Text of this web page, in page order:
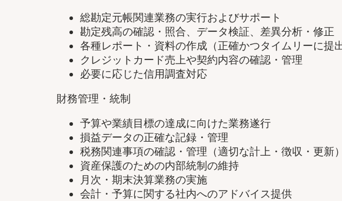
総勘定元帳関連業務の実行およびサポート
勘定残高の確認・照合、データ検証、差異分析・修正
各種レポート・資料の作成（正確かつタイムリーに提出
クレジットカード売上や契約内容の確認・管理
必要に応じた信用調査対応
財務管理・統制
予算や業績目標の達成に向けた業務遂行
損益データの正確な記録・管理
税務関連事項の確認・管理（適切な計上・徴収・更新）
資産保護のための内部統制の維持
月次・期末決算業務の実施
会計・予算に関する社内へのアドバイス提供